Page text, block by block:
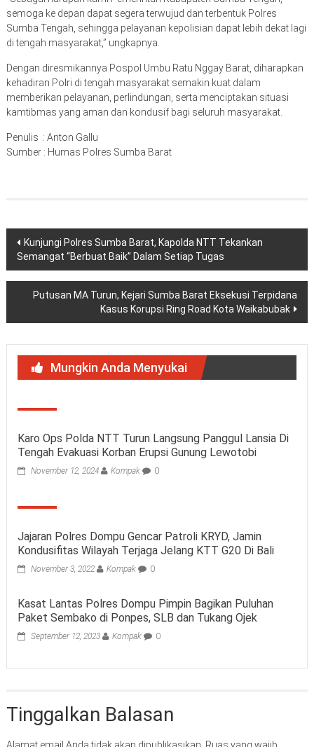
semoga ke depan dapat segera terwujud dan terbentuk Polres
Sumba Tengah, sehingga pelayanan kepolisian dapat lebih dekat lagi
di tengah masyarakat,” ungkapnya.
Dengan diresmikannya Pospol Umbu Ratu Nggay Barat, diharapkan
kehadiran Polri di tengah masyarakat semakin kuat dalam
memberikan pelayanan, perlindungan, serta menciptakan situasi
kamtibmas yang aman dan kondusif bagi seluruh masyarakat.
Penulis : Anton Gallu
Sumber : Humas Polres Sumba Barat
Navigasi
pos
Kunjungi Polres Sumba Barat, Kapolda NTT Tekankan
Semangat “Berbuat Baik” Dalam Setiap Tugas
Putusan MA Turun, Kejari Sumba Barat Eksekusi Terpidana
Kasus Korupsi Ring Road Kota Waikabubak
Mungkin Anda Menyukai
Karo Ops Polda NTT Turun Langsung Panggul Lansia Di
Tengah Evakuasi Korban Erupsi Gunung Lewotobi
November 12, 2024 Kompak 0
Jajaran Polres Dompu Gencar Patroli KRYD, Jamin
Kondusifitas Wilayah Terjaga Jelang KTT G20 Di Bali
November 3, 2022 Kompak 0
Kasat Lantas Polres Dompu Pimpin Bagikan Puluhan
Paket Sembako di Ponpes, SLB dan Tukang Ojek
September 12, 2023 Kompak 0
Tinggalkan Balasan